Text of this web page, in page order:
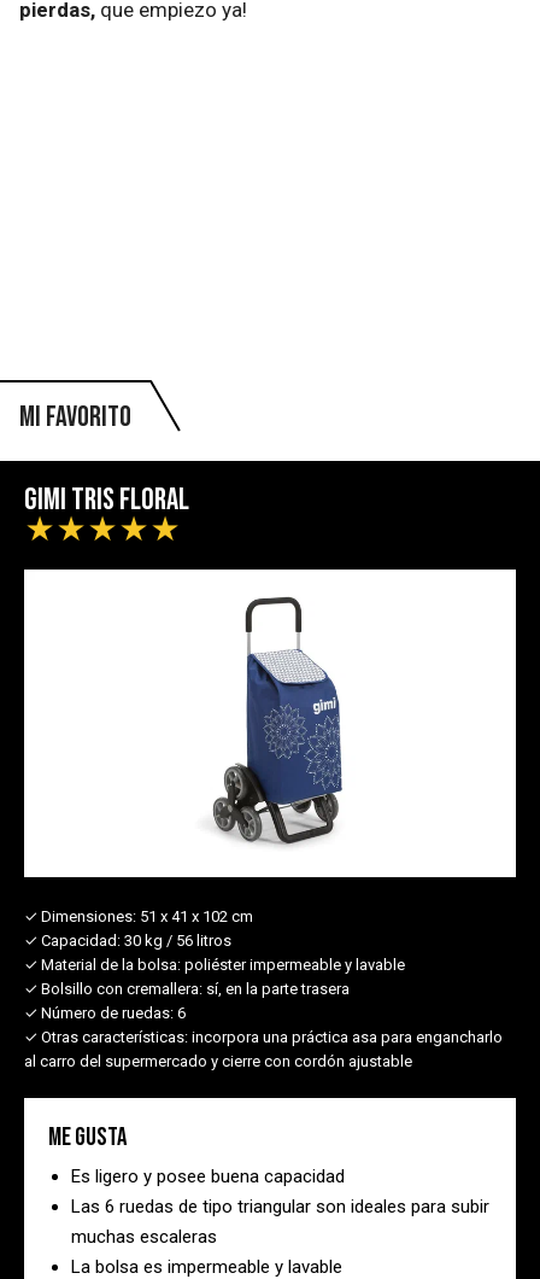
pierdas, que empiezo ya!
Mi favorito
Gimi Tris Floral
★★★★★
✓ Dimensiones: 51 x 41 x 102 cm
✓ Capacidad: 30 kg / 56 litros
✓ Material de la bolsa: poliéster impermeable y lavable
✓ Bolsillo con cremallera: sí, en la parte trasera
✓ Número de ruedas: 6
✓ Otras características: incorpora una práctica asa para engancharlo
al carro del supermercado y cierre con cordón ajustable
Me gusta
Es ligero y posee buena capacidad
Las 6 ruedas de tipo triangular son ideales para subir
muchas escaleras
La bolsa es impermeable y lavable